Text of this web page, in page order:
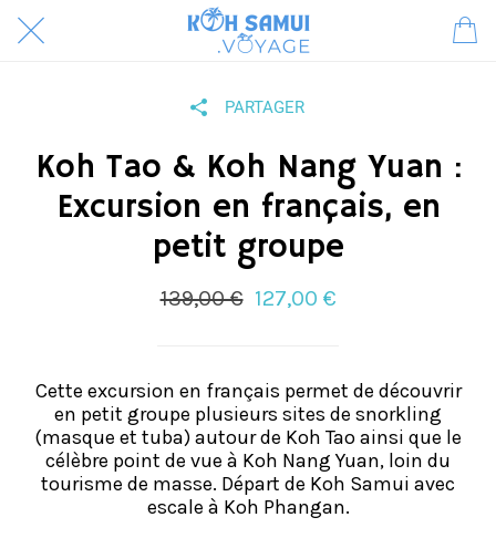
PARTAGER
Koh Tao & Koh Nang Yuan :
Excursion en français, en
petit groupe
139,00 € 127,00 €
Cette excursion en français permet de découvrir
en petit groupe plusieurs sites de snorkling
(masque et tuba) autour de Koh Tao ainsi que le
célèbre point de vue à Koh Nang Yuan, loin du
tourisme de masse. Départ de Koh Samui avec
escale à Koh Phangan.